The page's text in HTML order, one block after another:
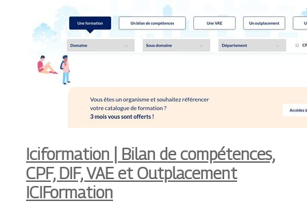
Icifor­ma­tion | Bilan de compétences,
CPF, DIF, VAE et Outplace­ment
ICIFor­ma­tion